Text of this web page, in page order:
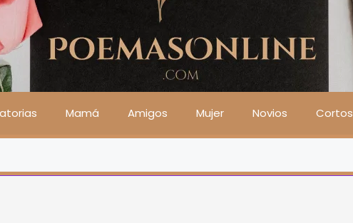
Mamá Amigos Mujer Novios Cortos